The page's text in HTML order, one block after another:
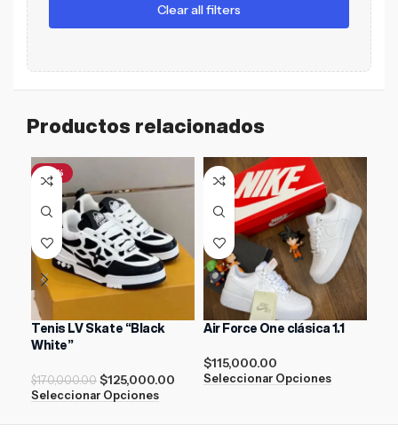
Clear all filters
Productos relacionados
-26%
Tenis LV Skate “Black
White”
$170,000.00 $125,000.00
Seleccionar Opciones
Air Force One clásica 1.1
$115,000.00
Seleccionar Opciones